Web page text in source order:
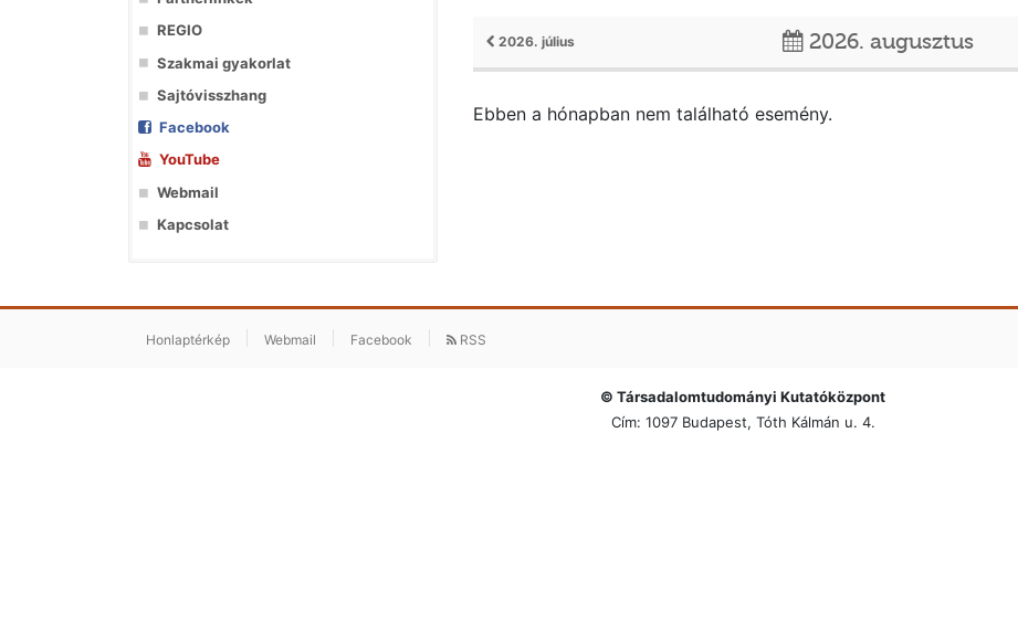
REGIO
Szakmai gyakorlat
Sajtóvisszhang
Facebook
YouTube
Webmail
Kapcsolat
2026. július 2026. augusztus
Ebben a hónapban nem található esemény.
Honlaptérkép Webmail Facebook RSS
© Társadalomtudományi Kutatóközpont
Cím: 1097 Budapest, Tóth Kálmán u. 4.